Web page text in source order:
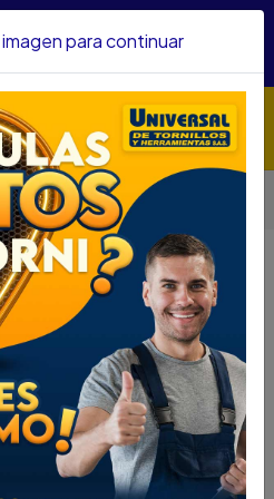
KIT PARRILLERO por compras
Herramienta Manual
3/4" GL40109EM
3/4"
GL40109EM
una mayor agilidad y
para continuar